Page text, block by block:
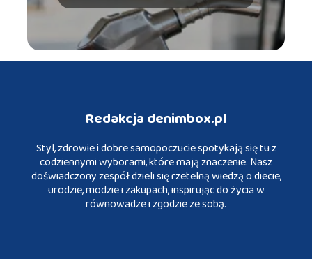
Redakcja denimbox.pl
Styl, zdrowie i dobre samopoczucie spotykają się tu z
codziennymi wyborami, które mają znaczenie. Nasz
doświadczony zespół dzieli się rzetelną wiedzą o diecie,
urodzie, modzie i zakupach, inspirując do życia w
równowadze i zgodzie ze sobą.